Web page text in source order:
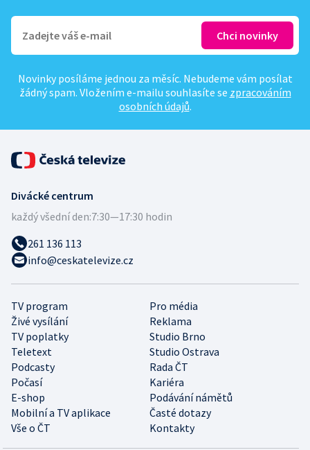
Novinky posíláme jednou za měsíc. Nebudeme vám posílat
žádný spam. Vložením e-mailu souhlasíte se zpracováním
osobních údajů.